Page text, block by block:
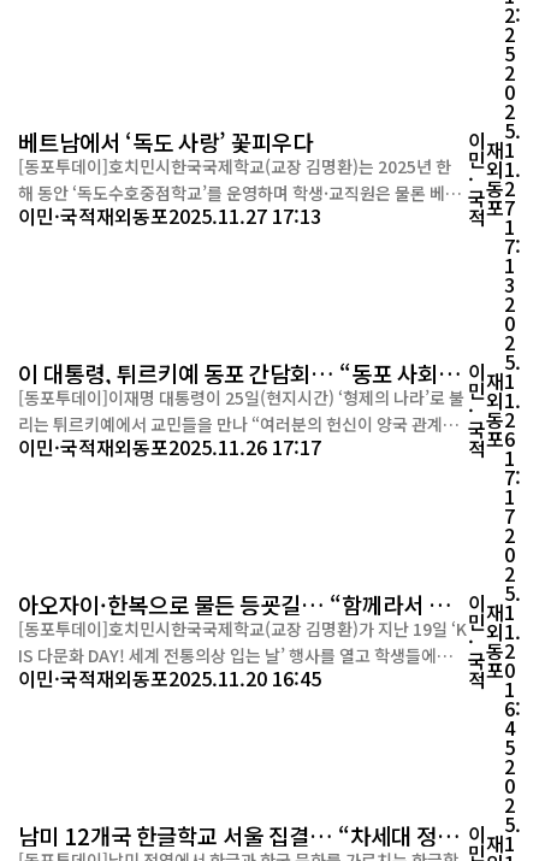
2:
2
5
베트남에서 ‘독도 사랑’ 꽃피우다
[동포투데이]호치민시한국국제학교(교장 김명환)는 2025년 한
해 동안 ‘독도수호중점학교’를 운영하며 학생·교직원은 물론 베트
남 현지 사회와 함께하는 다양한 독도 사랑 실천 활동을 성공적으
이민·국적재외동포2025.11.27 17:13
이
민
·
국
적
재
외
동
포
2
0
2
5.
1
1.
2
7
1
7:
1
3
이 대통령, 튀르키예 동포 간담회… “동포 사회의
헌신이 한국과 튀르키예를 잇는 힘”
[동포투데이]이재명 대통령이 25일(현지시간) ‘형제의 나라’로 불
리는 튀르키예에서 교민들을 만나 “여러분의 헌신이 양국 관계의
버팀목”이라고 강조했다. 오랜만에 현지를 찾은 대통령은 “가족을
이민·국적재외동포2025.11.26 17:17
이
민
·
국
적
재
외
동
포
2
0
2
5.
1
1.
2
6
1
7:
1
7
아오자이·한복으로 물든 등굣길… “함께라서 행
복한 하루”
[동포투데이]호치민시한국국제학교(교장 김명환)가 지난 19일 ‘K
IS 다문화 DAY! 세계 전통의상 입는 날’ 행사를 열고 학생들에게
세계 문화의 다양성과 공존의 가치를 체감할 수 있는 시간을 마련
이민·국적재외동포2025.11.20 16:45
이
민
·
국
적
재
외
동
포
2
0
2
5.
1
1.
2
0
1
6:
4
5
남미 12개국 한글학교 서울 집결… “차세대 정체 이
민재
2
0
2
5.
1